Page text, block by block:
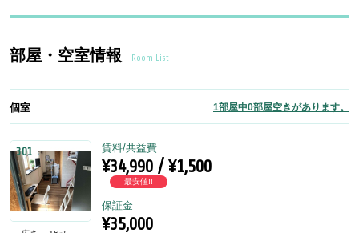
部屋・空室情報 Room List
個室 1部屋中0部屋空きがあります。
301 賃料/共益費
¥34,990 / ¥1,500
最安値!!
保証金
¥35,000